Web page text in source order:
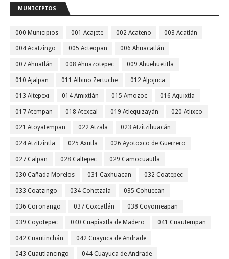
MUNICIPIOS
000 Municipios 001 Acajete 002 Acateno 003 Acatlán
004 Acatzingo 005 Acteopan 006 Ahuacatlán
007 Ahuatlán 008 Ahuazotepec 009 Ahuehuetitla
010 Ajalpan 011 Albino Zertuche 012 Aljojuca
013 Altepexi 014 Amixtlán 015 Amozoc 016 Aquixtla
017 Atempan 018 Atexcal 019 Atlequizayán 020 Atlixco
021 Atoyatempan 022 Atzala 023 Atzitzihuacán
024 Atzitzintla 025 Axutla 026 Ayotoxco de Guerrero
027 Calpan 028 Caltepec 029 Camocuautla
030 Cañada Morelos 031 Caxhuacan 032 Coatepec
033 Coatzingo 034 Cohetzala 035 Cohuecan
036 Coronango 037 Coxcatlán 038 Coyomeapan
039 Coyotepec 040 Cuapiaxtla de Madero 041 Cuautempan
042 Cuautinchán 042 Cuayuca de Andrade
043 Cuautlancingo 044 Cuayuca de Andrade